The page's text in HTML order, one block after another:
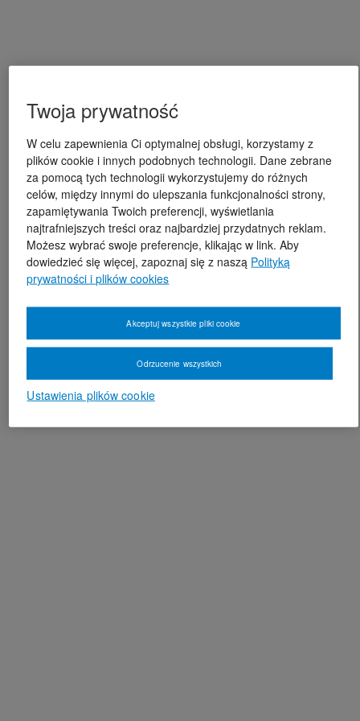
Twoja prywatność
W celu zapewnienia Ci optymalnej obsługi, korzystamy z
plików cookie i innych podobnych technologii. Dane zebrane
za pomocą tych technologii wykorzystujemy do różnych
celów, między innymi do ulepszania funkcjonalności strony,
zapamiętywania Twoich preferencji, wyświetlania
najtrafniejszych treści oraz najbardziej przydatnych reklam.
Możesz wybrać swoje preferencje, klikając w link. Aby
dowiedzieć się więcej, zapoznaj się z naszą Polityką
prywatności i plików cookies
Ustawienia plików cookie
Odrzucenie wszystkich
Akceptuj wszystkie pliki cookie